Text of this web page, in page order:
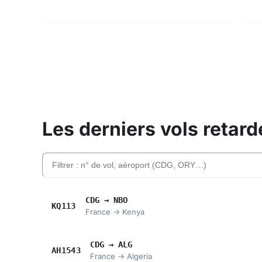
Les derniers vols
Filtrer la liste (numéro de vol, aéroport,
KQ113
CDG → NBO
France → Kenya
AH1543
CDG → ALG
France → Algeria